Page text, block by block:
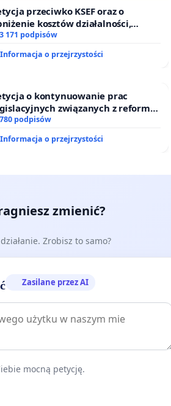
sędziów
przeciwko KSEF oraz o
kosztów działalności,
odpowiedzialności
3 171 podpisów
Informacja o przejrzystości
o kontynuowanie prac
związanych z reformą
rodzinnego
780 podpisów
Informacja o przejrzystości
zmienić?
Zrobisz to samo?
Zasilane przez AI
mocną petycję.